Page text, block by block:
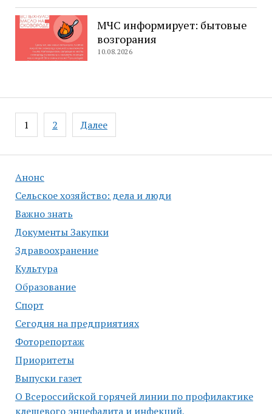
Анонс
Сельское хозяйство: дела и люди
Важно знать
Документы Закупки
Здравоохранение
Культура
Образование
Спорт
Сегодня на предприятиях
Фоторепортаж
Приоритеты
Выпуски газет
О Всероссийской горячей линии по профилактике
клещевого энцефалита и инфекций,
МЧС информирует: бытовые
возгорания
10.08.2026
Навигация
по
1 2 Далее